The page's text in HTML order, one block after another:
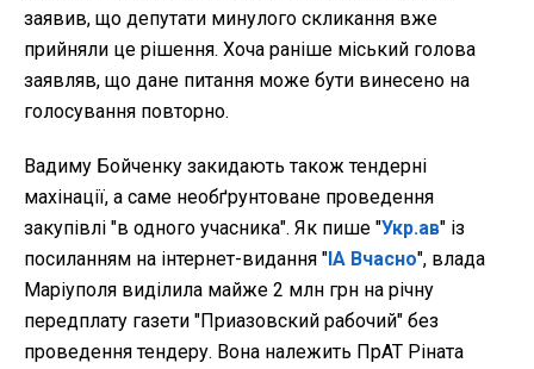
заявив, що депутати минулого скликання вже
прийняли це рішення. Хоча раніше міський голова
заявляв, що дане питання може бути винесено на
голосування повторно.
Вадиму Бойченку закидають також тендерні
махінації, а саме необґрунтоване проведення
закупівлі "в одного учасника". Як пише "Укр.ав" із
посиланням на інтернет-видання "ІА Вчасно", влада
Маріуполя виділила майже 2 млн грн на річну
передплату газети "Приазовский рабочий" без
проведення тендеру. Вона належить ПрАТ Ріната